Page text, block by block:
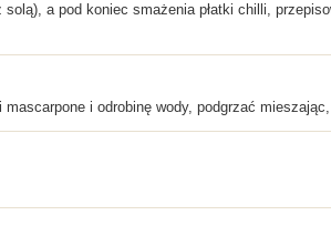
a pod koniec smażenia płatki chilli,
i odrobinę wody, podgrzać